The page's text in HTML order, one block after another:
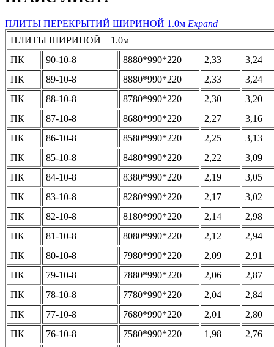
ПЛИТЫ ПЕРЕКРЫТИЙ ШИРИНОЙ 1.0м Expand
ПЛИТЫ ШИРИНОЙ 1.0м
ПК
90-10-8 8880*990*220 2,33
3,24
ПК
89-10-8 8880*990*220 2,33
3,24
ПК
88-10-8 8780*990*220 2,30
3,20
ПК
87-10-8 8680*990*220 2,27
3,16
ПК
86-10-8 8580*990*220 2,25
3,13
ПК
85-10-8 8480*990*220 2,22
3,09
ПК
84-10-8 8380*990*220 2,19
3,05
ПК
83-10-8 8280*990*220 2,17
3,02
ПК
82-10-8 8180*990*220 2,14
2,98
ПК
81-10-8 8080*990*220 2,12
2,94
ПК
80-10-8 7980*990*220 2,09
2,91
ПК
79-10-8 7880*990*220 2,06
2,87
ПК
78-10-8 7780*990*220 2,04
2,84
ПК
77-10-8 7680*990*220 2,01
2,80
ПК
76-10-8 7580*990*220 1,98
2,76